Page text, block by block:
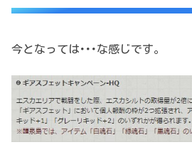
今となっては･･･な感じです。